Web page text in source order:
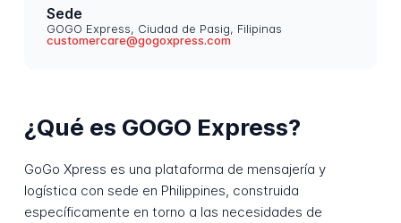
Sede
GOGO Express, Ciudad de Pasig, Filipinas
customercare@gogoxpress.com
¿Qué es GOGO Express?
GoGo Xpress es una plataforma de mensajería y
logística con sede en Philippines, construida
específicamente en torno a las necesidades de